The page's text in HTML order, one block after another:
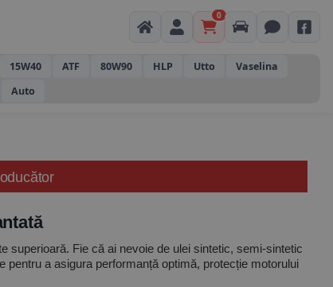
0
15W40 ATF 80W90 HLP Utto
Vaselina
Auto
superioară. Fie că ai nevoie de ulei sintetic, semi-sintetic
a asigura performanță optimă, protecție motorului